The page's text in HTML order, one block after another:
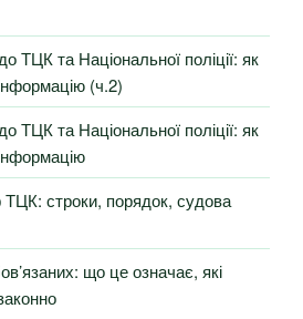
ТЦК та Національної поліції: як
(ч.2)
ТЦК та Національної поліції: як
строки, порядок, судова
що це означає, які